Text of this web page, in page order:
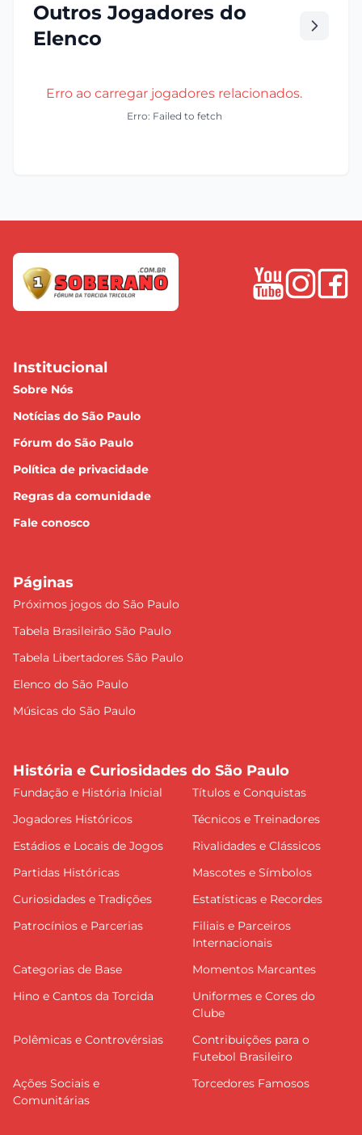
Outros Jogadores do
Elenco
Erro ao carregar jogadores relacionados.
Erro: Failed to fetch
Institucional
Sobre Nós
Notícias do São Paulo
Fórum do São Paulo
Política de privacidade
Regras da comunidade
Fale conosco
Páginas
Próximos jogos do São Paulo
Tabela Brasileirão São Paulo
Tabela Libertadores São Paulo
Elenco do São Paulo
Músicas do São Paulo
História e Curiosidades do São Paulo
Fundação e História Inicial
Títulos e Conquistas
Jogadores Históricos
Técnicos e Treinadores
Estádios e Locais de Jogos
Rivalidades e Clássicos
Partidas Históricas
Mascotes e Símbolos
Curiosidades e Tradições
Estatísticas e Recordes
Patrocínios e Parcerias
Filiais e Parceiros
Internacionais
Categorias de Base
Momentos Marcantes
Hino e Cantos da Torcida
Uniformes e Cores do
Clube
Polêmicas e Controvérsias
Contribuições para o
Futebol Brasileiro
Ações Sociais e
Comunitárias
Torcedores Famosos